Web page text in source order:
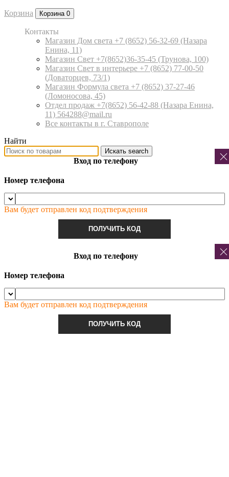
Корзина Корзина 0
Контакты
Магазин Дом света +7 (8652) 56-32-69 (Назара
Енина, 11)
Магазин Свет +7(8652)36-35-45 (Трунова, 100)
Магазин Свет в интерьере +7 (8652) 77-00-50
(Доваторцев, 73/1)
Магазин Формула света +7 (8652) 37-27-46
(Ломоносова, 45)
Отдел продаж +7(8652) 56-42-88 (Назара Енина,
11) 564288@mail.ru
Все контакты в г. Ставрополе
Найти
Искать search
Вход по телефону
Номер телефона
Вам будет отправлен код подтверждения
ПОЛУЧИТЬ КОД
Вход по телефону
Номер телефона
Вам будет отправлен код подтверждения
ПОЛУЧИТЬ КОД